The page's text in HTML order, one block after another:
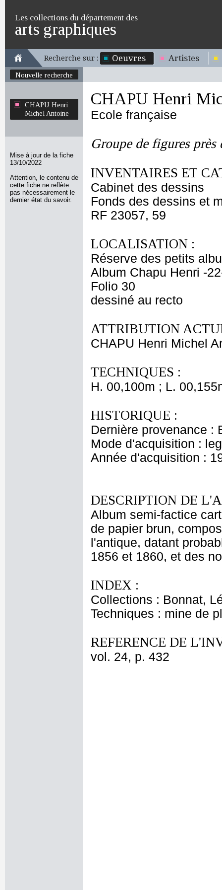
Les collections du département des
arts graphiques
Recherche sur : Oeuvres Artistes
Nouvelle recherche
CHAPU Henri
Michel Antoine
Mise à jour de la fiche
13/10/2022
Attention, le contenu de
cette fiche ne reflète
pas nécessairement le
dernier état du savoir.
CHAPU Henri
Ecole française
Groupe de figures près
INVENTAIRES ET
Cabinet des dessins
Fonds des dessins et
RF 23057, 59
LOCALISATION :
Réserve des petits
Album Chapu Henri -
Folio 30
dessiné au recto
ATTRIBUTION
CHAPU Henri Michel
TECHNIQUES :
H. 00,100m ; L.
HISTORIQUE :
Dernière provenance :
Mode d'acquisition :
Année d'acquisition :
DESCRIPTION DE
Album semi-factice
de papier brun,
l'antique, datant
1856 et 1860, et des
INDEX :
Collections : Bonnat,
Techniques : mine de
REFERENCE DE
vol. 24, p. 432